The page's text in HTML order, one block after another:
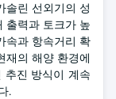
솔린 선외기의 성
출력과 토크가 높
속과 항속거리 확
재의 해양 환경에
추진 방식이 계속
.